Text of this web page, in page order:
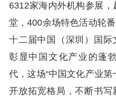
6312家海内外机构参展
堂，400余场特色活动轮
十二届中国（深圳）国
彰显中国文化产业的蓬
代，这场“中国文化产业
开放拓宽格局，不断书